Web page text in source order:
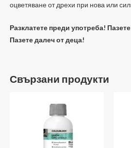
оцветяване от дрехи при нова или
Разклатете преди употреба!
Пазете далеч от деца!
Свързани продукти
range:
25.23 лв.
through
79.99 лв.